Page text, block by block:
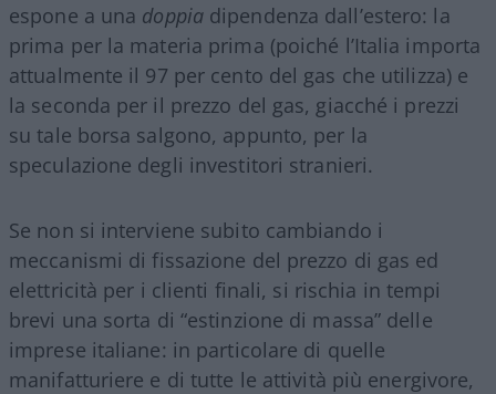
espone a una doppiadipendenza dall’estero: la
prima per la materia prima (poiché l’Italia importa
attualmente il 97 per cento del gas che utilizza) e
la seconda per il prezzo del gas, giacché i prezzi
su tale borsa salgono, appunto, per la
speculazione degli investitori stranieri.
Se non si interviene subito cambiando i
meccanismi di fissazione del prezzo di gas ed
elettricità per i clienti finali, si rischia in tempi
brevi una sorta di “estinzione di massa” delle
imprese italiane: in particolare di quelle
manifatturiere e di tutte le attività più energivore,